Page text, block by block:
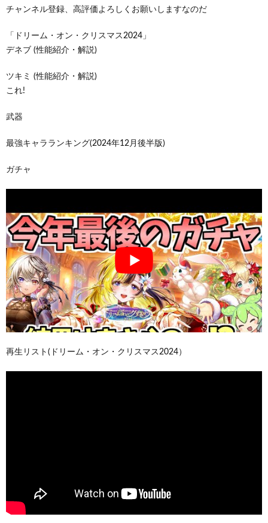
チャンネル登録、高評価よろしくお願いしますなのだ
「ドリーム・オン・クリスマス2024」
デネブ (性能紹介・解説)
ツキミ (性能紹介・解説)
これ!
武器
最強キャラランキング(2024年12月後半版)
ガチャ
再生リスト(ドリーム・オン・クリスマス2024）